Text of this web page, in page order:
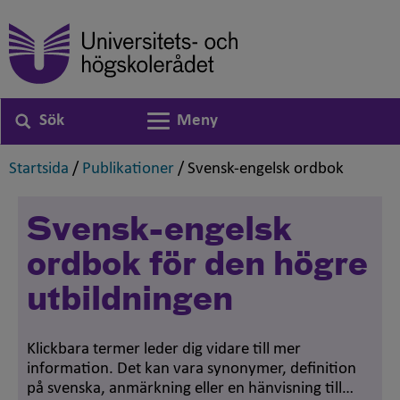
Sök
Växla navigering
Meny
Startsida ,
/ Publikationer ,
/ Svensk-engelsk ordbok
Svensk-engelsk
ordbok för den högre
utbildningen
Klickbara termer leder dig vidare till mer
information. Det kan vara synonymer, definition
på svenska, anmärkning eller en hänvisning till